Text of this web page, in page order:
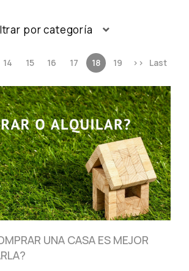
por categoría
14 15 16 17 18 19 >> Last
UNA CASA ES MEJOR